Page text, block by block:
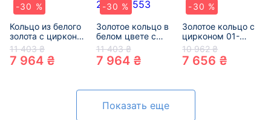
-30 %
Кольцо из белого
золота с цирконом
01-200063631
11 403 ₴
7 964 ₴
-30 %
Золотое кольцо в
белом цвете с
цирконом 01-
200289553
11 403 ₴
7 964 ₴
-30 %
Золотое кольцо с
цирконом 01-
200100923
10 962 ₴
7 656 ₴
Показать еще